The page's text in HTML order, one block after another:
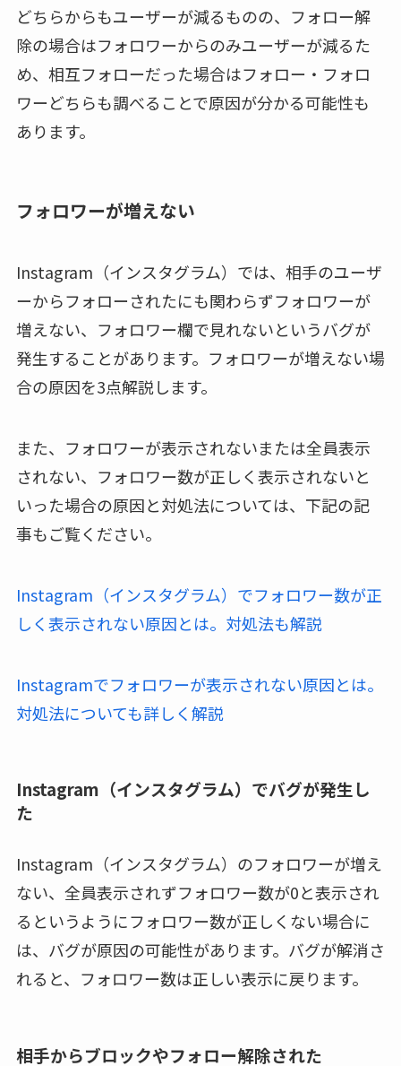
どちらからもユーザーが減るものの、フォロー解
除の場合はフォロワーからのみユーザーが減るた
め、相互フォローだった場合はフォロー・フォロ
ワーどちらも調べることで原因が分かる可能性も
あります。
フォロワーが増えない
Instagram（インスタグラム）では、相手のユーザ
ーからフォローされたにも関わらずフォロワーが
増えない、フォロワー欄で見れないというバグが
発生することがあります。フォロワーが増えない場
合の原因を3点解説します。
また、フォロワーが表示されないまたは全員表示
されない、フォロワー数が正しく表示されないと
いった場合の原因と対処法については、下記の記
事もご覧ください。
Instagram（インスタグラム）でフォロワー数が正
しく表示されない原因とは。対処法も解説
Instagramでフォロワーが表示されない原因とは。
対処法についても詳しく解説
Instagram（インスタグラム）でバグが発生し
た
Instagram（インスタグラム）のフォロワーが増え
ない、全員表示されずフォロワー数が0と表示され
るというようにフォロワー数が正しくない場合に
は、バグが原因の可能性があります。バグが解消さ
れると、フォロワー数は正しい表示に戻ります。
相手からブロックやフォロー解除された